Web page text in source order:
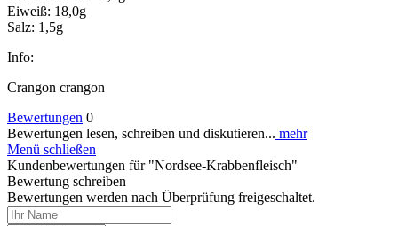
Eiweiß: 18,0g
Salz: 1,5g
Info:
Crangon crangon
Bewertungen 0
Bewertungen lesen, schreiben und diskutieren... mehr
Menü schließen
Kundenbewertungen für "Nordsee-Krabbenfleisch"
Bewertung schreiben
Bewertungen werden nach Überprüfung freigeschaltet.